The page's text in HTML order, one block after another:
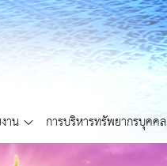
าน การบริหารทรัพยากรบุคคล